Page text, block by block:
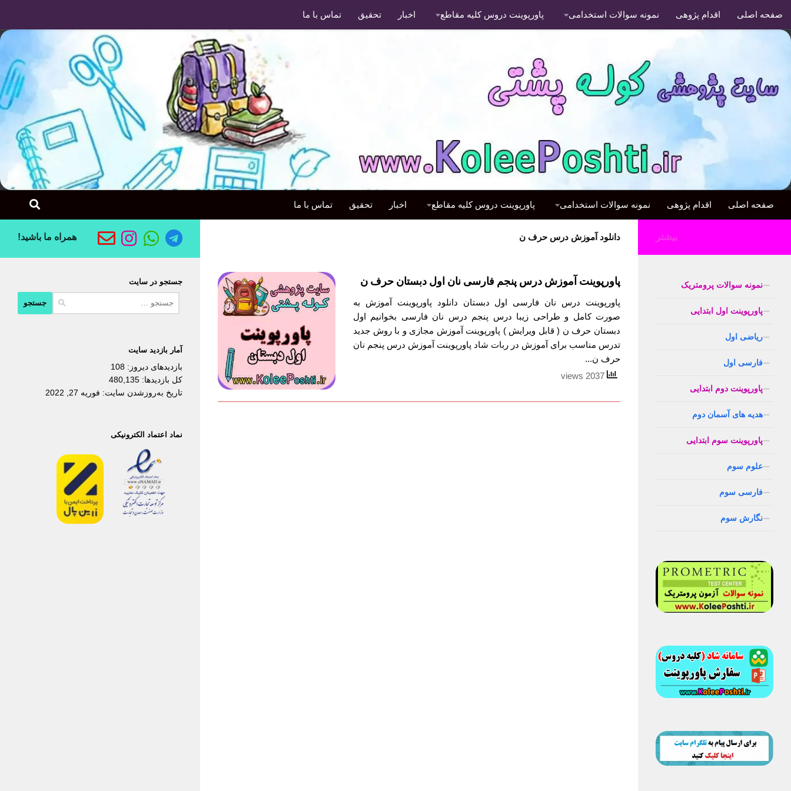
صفحه اصلی اقدام پژوهی نمونه سوالات استخدامی پاورپوینت دروس کلیه مقاطع اخبار تحقیق تماس با ما
صفحه اصلی اقدام پژوهی نمونه سوالات استخدامی پاورپوینت دروس کلیه مقاطع اخبار تحقیق تماس با ما
دانلود آموزش درس حرف ن
پاورپوینت آموزش درس پنجم فارسی نان اول دبستان حرف ن
پاورپوینت درس نان فارسی اول دبستان دانلود پاورپوینت آموزش به
صورت کامل و طراحی زیبا درس پنجم درس نان فارسی بخوانیم اول
دبستان حرف ن ( قابل ویرایش ) پاورپوینت آموزش مجازی و با روش جدید
تدرس مناسب برای آموزش در ربات شاد پاورپوینت آموزش درس پنجم نان
حرف ن...
همراه ما باشید!
جستجو در سایت
آمار بازدید سایت
بازدیدهای دیروز: 108
کل بازدیدها: 480,135
تاریخ به‌روزشدن سایت: فوریه 27, 2022
نماد اعتماد الکترونیکی
بیشتر
نمونه سوالات پرومتریک
پاورپوینت اول ابتدایی
ریاضی اول
فارسی اول
پاورپوینت دوم ابتدایی
هدیه های آسمان دوم
پاورپوینت سوم ابتدایی
علوم سوم
فارسی سوم
نگارش سوم